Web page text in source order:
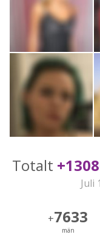
Totalt
Juli
+7633
män